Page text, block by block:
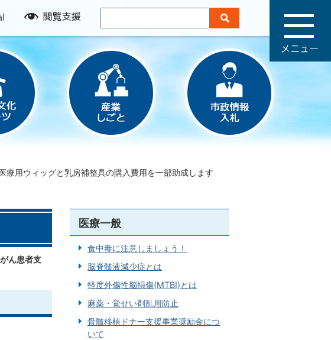
閲
援
療用ウィッグと乳房補整具の購入費用を一部助成します
ん患者支
医療一般
食中毒に注意しましょう！
脳脊髄液減少症とは
軽度外傷性脳損傷(MTBI)とは
麻薬・覚せい剤乱用防止
骨髄移植ドナー支援事業奨励金につ
いて